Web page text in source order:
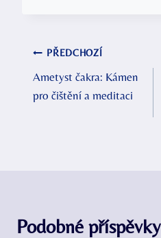
Navigace
pro
PŘEDCHOZÍ
Ametyst čakra: Kámen
pro čištění a meditaci
Podobné příspěvky